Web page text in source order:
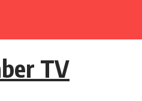
TV